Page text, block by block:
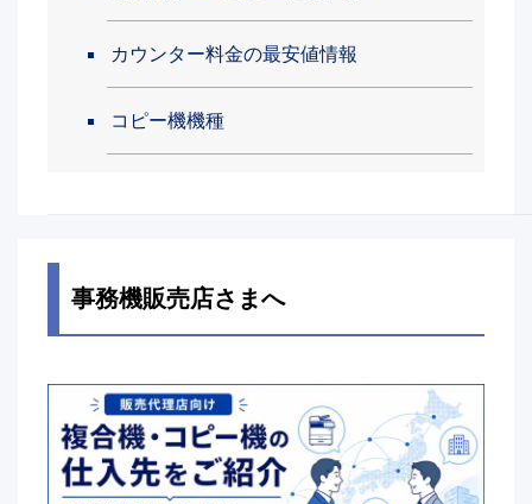
カウンター料金の最安値情報
コピー機機種
事務機販売店さまへ